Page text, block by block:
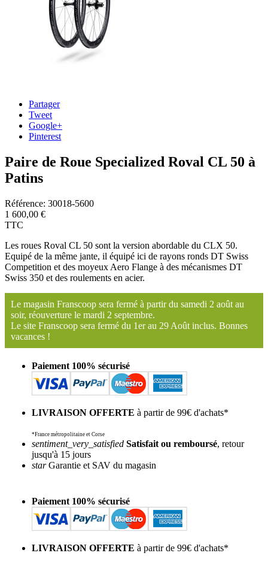
Partager
Tweet
Google+
Pinterest
Paire de Roue Specialized Roval CL 50 à
Patins
Référence: 30018-5600
1 600,00 €
TTC
Les roues Roval CL 50 sont la version abordable du CLX 50.
Equipé de la même jante, il équipé ici de rayons ronds DT Swiss
Competition et des moyeux Aero Flange à des mécanismes DT
Swiss 350 et des roulements en acier.
Le magasin Franscoop sera fermé à partir du samedi 2 août au
soir, réouverture le mardi 2 septembre.
Le site Franscoop sera fermé du 1er au 29 Août inclus. Bonnes
vacances !
Paiement 100% sécurisé
LIVRAISON OFFERTE à partir de 99€ d'achats*
*France métropolitaine et Corse
sentiment_very_satisfied Satisfait ou remboursé, retour
jusqu'à 15 jours
starGarantie et SAV du magasin
Paiement 100% sécurisé
LIVRAISON OFFERTE à partir de 99€ d'achats*